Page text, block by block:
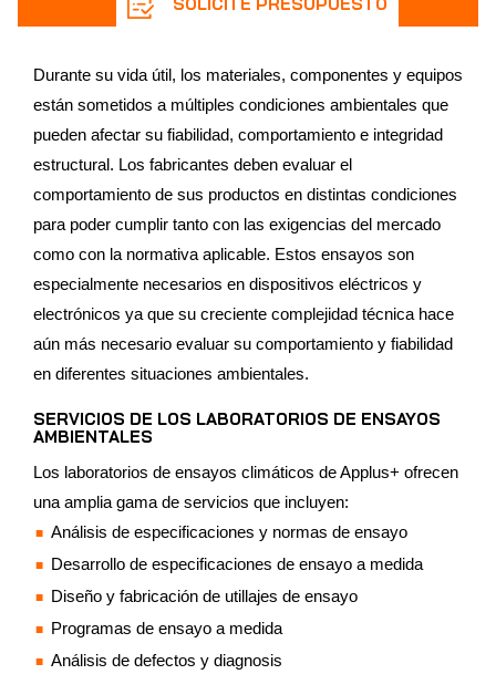
Durante su vida útil, los materiales, componentes y equipos
están sometidos a múltiples condiciones ambientales que
pueden afectar su fiabilidad, comportamiento e integridad
estructural. Los fabricantes deben evaluar el
comportamiento de sus productos en distintas condiciones
para poder cumplir tanto con las exigencias del mercado
como con la normativa aplicable. Estos ensayos son
especialmente necesarios en dispositivos eléctricos y
electrónicos ya que su creciente complejidad técnica hace
aún más necesario evaluar su comportamiento y fiabilidad
en diferentes situaciones ambientales.
SERVICIOS DE LOS LABORATORIOS DE ENSAYOS
AMBIENTALES
Los laboratorios de ensayos climáticos de Applus+ ofrecen
una amplia gama de servicios que incluyen:
Análisis de especificaciones y normas de ensayo
Desarrollo de especificaciones de ensayo a medida
Diseño y fabricación de utillajes de ensayo
Programas de ensayo a medida
Análisis de defectos y diagnosis